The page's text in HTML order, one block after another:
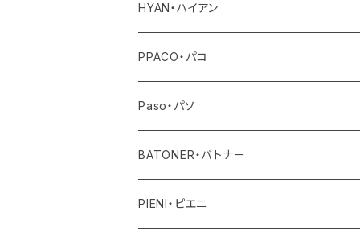
その他
デニム
ワンピース・サロペット
その他
その他
アウター
トップス
ボトム
ワンピース・オールインワン
その他
HYAN・ハイアン
PPACO・パコ
シューズ
Paso・パソ
ネックレス
ピアス
BATONER・バトナー
ニット
PIENI・ピエニ